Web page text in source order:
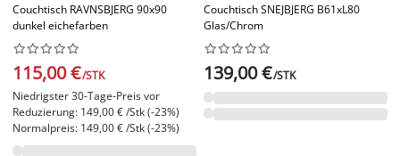
Couchtisch RAVNSBJERG 90x90
dunkel eichefarben






115,00 €/STK
Niedrigster 30-Tage-Preis vor
Reduzierung: 149,00 € /Stk (-23%)
Normalpreis: 149,00 € /Stk (-23%)
Couchtisch SNEJBJERG B61xL80
Glas/Chrom






139,00 €/STK